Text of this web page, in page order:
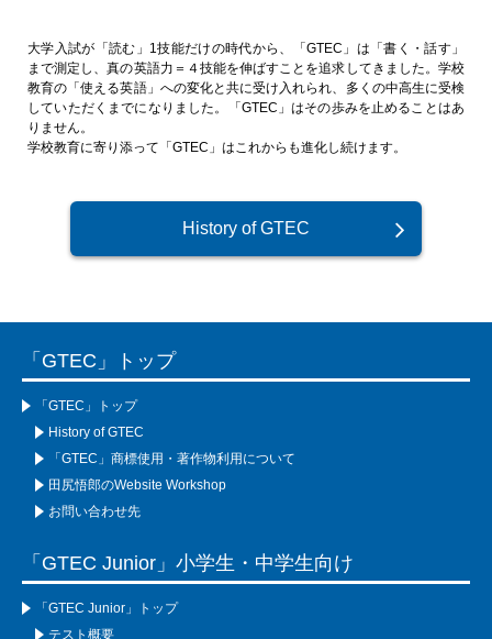
大学入試が「読む」1技能だけの時代から、「GTEC」は「書く・話す」
まで測定し、真の英語力＝４技能を伸ばすことを追求してきました。学校
教育の「使える英語」への変化と共に受け入れられ、多くの中高生に受検
していただくまでになりました。「GTEC」はその歩みを止めることはあ
りません。
学校教育に寄り添って「GTEC」はこれからも進化し続けます。
History of GTEC
「GTEC」トップ
「GTEC」トップ
History of GTEC
「GTEC」商標使用・著作物利用について
田尻悟郎のWebsite Workshop
お問い合わせ先
「GTEC Junior」小学生・中学生向け
「GTEC Junior」トップ
テスト概要